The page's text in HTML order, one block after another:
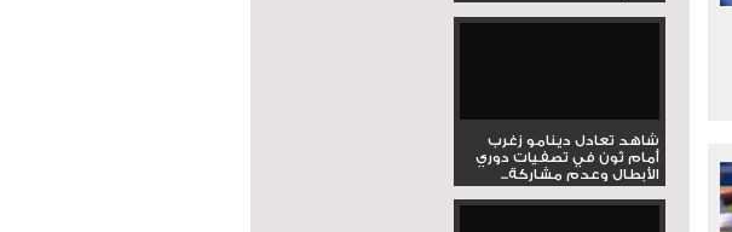
شاهد تعادل دينامو زغرب
أمام ثون في تصفيات دوري
الأبطال وعدم مشاركة...